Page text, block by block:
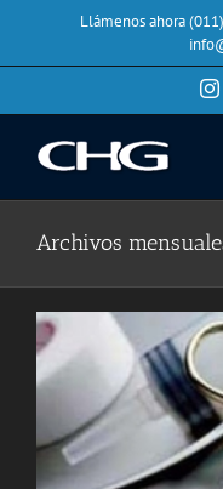
Llámenos ahora
Archivos